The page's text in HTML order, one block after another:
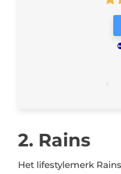
2. Rains
Het lifestylemerk